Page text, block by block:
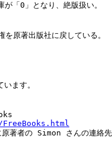
「0」となり、絶版扱い。
原著出版社に戻している。
ます。
著者の Simon さんの連絡